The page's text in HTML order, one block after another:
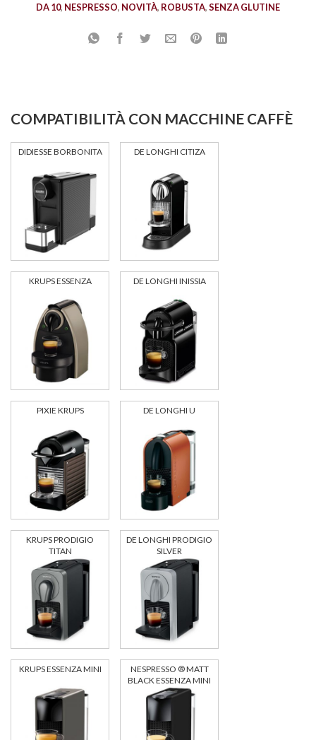
DA 10, NESPRESSO, NOVITÀ, ROBUSTA,SENZA GLUTINE
COMPATIBILITÀ CON MACCHINE CAFFÈ
DIDIESSE BORBONITA DE LONGHI CITIZA
KRUPS ESSENZA DE LONGHI INISSIA
PIXIE KRUPS DE LONGHI U
KRUPS PRODIGIO
TITAN
DE LONGHI PRODIGIO
SILVER
KRUPS ESSENZA MINI
NESPRESSO ® MATT
BLACK ESSENZA MINI
C30